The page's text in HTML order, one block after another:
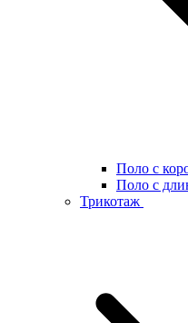
Поло с
Поло с
Трикотаж